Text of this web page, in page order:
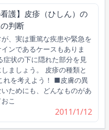
看護】皮疹（ひしん）の
判断
、実は重篤な疾患や緊急を
ンであるケースもありま
症状の下に隠れた部分を見
ましょう。 皮疹の種類と
れを考えよう！ ■皮膚の異
ためにも、どんなものがあ
こ
2011/1/12